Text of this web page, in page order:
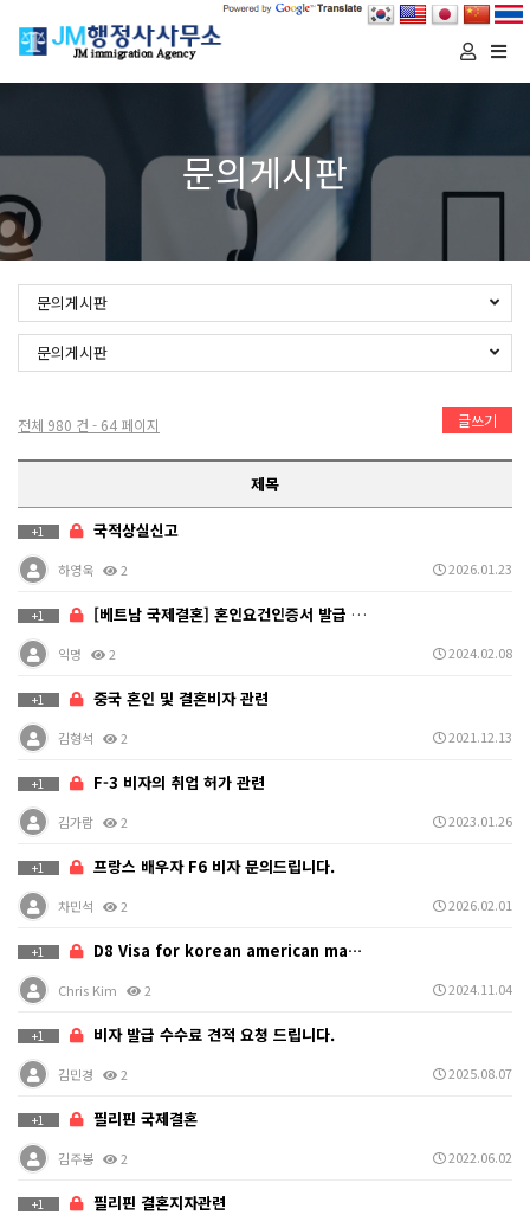
문의게시판
문의게시판
문의게시판
전체 980 건 - 64 페이지 글쓰기
제목
+1 국적상실신고
하영욱 2 2026.01.23
+1 [베트남 국제결혼] 혼인요건인증서 발급 + 결혼비자
익명 2 2024.02.08
+1 중국 혼인 및 결혼비자 관련
김형석 2 2021.12.13
+1 F-3 비자의 취업 허가 관련
김가람 2 2023.01.26
+1 프랑스 배우자 F6 비자 문의드립니다.
차민석 2 2026.02.01
+1 D8 Visa for korean american ma…
Chris Kim 2 2024.11.04
+1 비자 발급 수수료 견적 요청 드립니다.
김민경 2 2025.08.07
+1 필리핀 국제결혼
김주봉 2 2022.06.02
+1 필리핀 결혼지자관련